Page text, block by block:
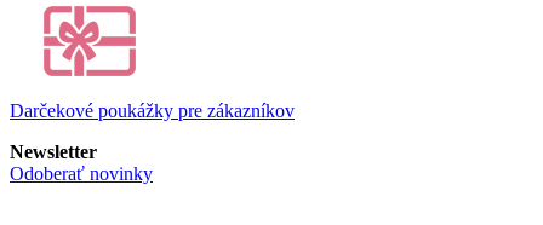
Darčekové poukážky pre zákazníkov
Newsletter
Odoberať novinky